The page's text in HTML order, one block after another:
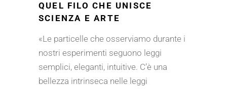
QUEL FILO CHE UNISCE
SCIENZA E ARTE
«Le particelle che osserviamo durante i
nostri esperimenti seguono leggi
semplici, eleganti, intuitive. C’è una
bellezza intrinseca nelle leggi